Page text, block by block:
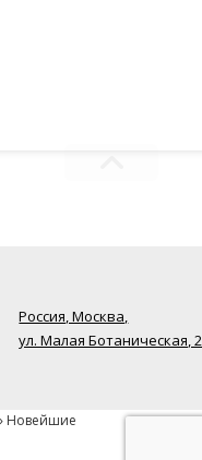
Россия, Москва,
ул. Малая Ботаническая,
Новейшие